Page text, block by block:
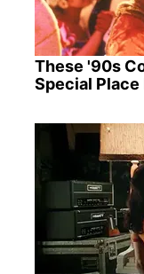
These '90s
Special Place